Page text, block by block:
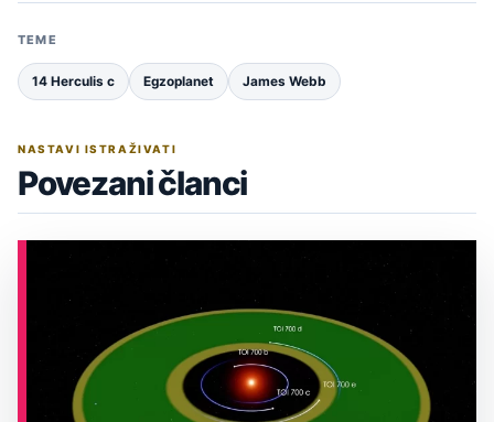
TEME
14 Herculis c Egzoplanet James Webb
NASTAVI ISTRAŽIVATI
Povezani članci